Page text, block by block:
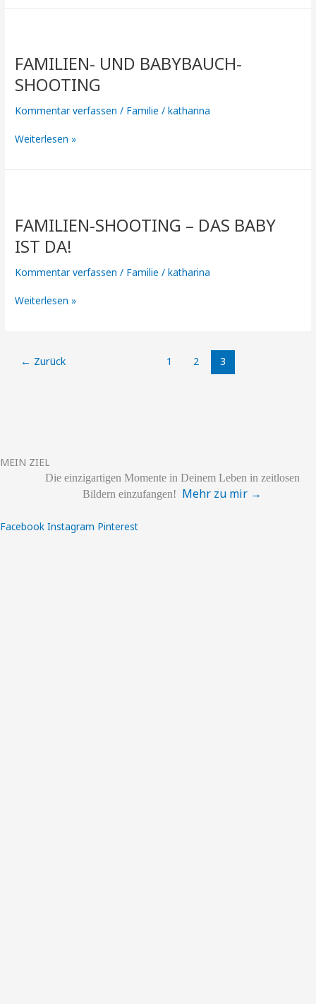
FAMILIEN- UND BABYBAUCH-
SHOOTING
Kommentar verfassen / Familie /katharina
BABYBAUCH-
SHOOTING
Weiterlesen »
FAMILIEN-SHOOTING – DAS BABY
IST DA!
Kommentar verfassen / Familie /katharina
–
DAS
BABY
IST
Weiterlesen »
← Zurück 1 2 3
MEIN ZIEL
Die einzigartigen Momente in Deinem Leben in zeitlosen
Bildern einzufangen! Mehr zu mir →
Facebook Instagram Pinterest